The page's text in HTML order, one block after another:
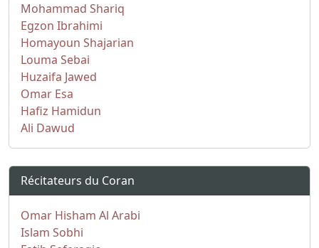
Mohammad Shariq
Egzon Ibrahimi
Homayoun Shajarian
Louma Sebai
Huzaifa Jawed
Omar Esa
Hafiz Hamidun
Ali Dawud
Récitateurs du Coran
Omar Hisham Al Arabi
Islam Sobhi